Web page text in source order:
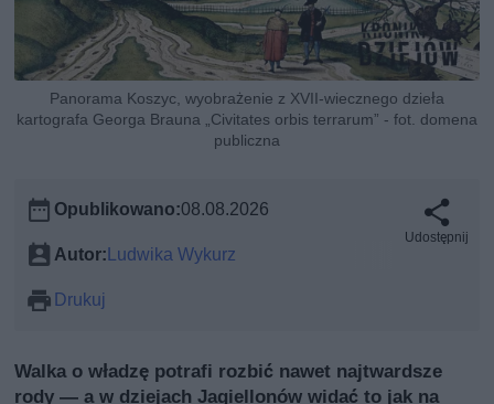
Panorama Koszyc, wyobrażenie z XVII-wiecznego dzieła
kartografa Georga Brauna „Civitates orbis terrarum” - fot. domena
publiczna
Opublikowano:08.08.2026
Autor: Ludwika Wykurz
Drukuj
Udostępnij
Walka o władzę potrafi rozbić nawet najtwardsze
rody — a w dziejach Jagiellonów widać to jak na